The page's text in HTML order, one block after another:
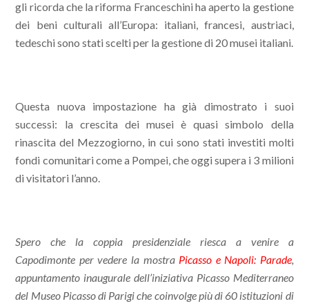
gli ricorda che la riforma Franceschini ha aperto la gestione
dei beni culturali all’Europa: italiani, francesi, austriaci,
tedeschi sono stati scelti per la gestione di 20 musei italiani.
Questa nuova impostazione ha già dimostrato i suoi
successi: la crescita dei musei è quasi simbolo della
rinascita del Mezzogiorno, in cui sono stati investiti molti
fondi comunitari come a Pompei, che oggi supera i 3 milioni
di visitatori l’anno.
Spero che la coppia presidenziale riesca a venire a
Capodimonte per vedere la mostra Picasso e Napoli: Parade,
appuntamento inaugurale dell’iniziativa Picasso Mediterraneo
del Museo Picasso di Parigi che coinvolge più di 60 istituzioni di